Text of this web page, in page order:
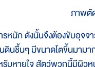
ภาพตั
ก ดังนั้นจึงต้องขับอุจจา
ดินชื้นๆ มีขนาดโตขึ้นมาม